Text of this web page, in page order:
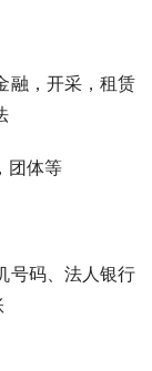
融，开采，租赁
团体等
号码、法人银行